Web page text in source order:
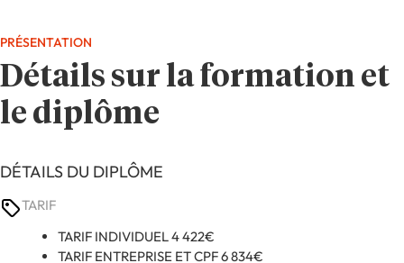
PRÉSENTATION
Détails sur la formation et
le diplôme
DÉTAILS DU DIPLÔME
TARIF
TARIF INDIVIDUEL 4 422€
TARIF ENTREPRISE ET CPF 6 834€